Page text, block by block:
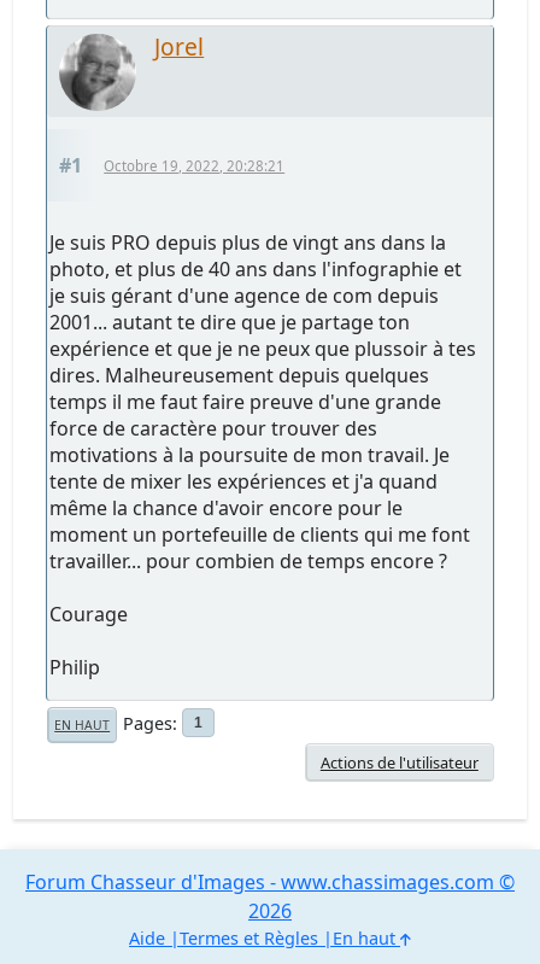
Jorel
#1 Octobre 19, 2022, 20:28:21
Je suis PRO depuis plus de vingt ans dans la
photo, et plus de 40 ans dans l'infographie et
je suis gérant d'une agence de com depuis
2001... autant te dire que je partage ton
expérience et que je ne peux que plussoir à tes
dires. Malheureusement depuis quelques
temps il me faut faire preuve d'une grande
force de caractère pour trouver des
motivations à la poursuite de mon travail. Je
tente de mixer les expériences et j'a quand
même la chance d'avoir encore pour le
moment un portefeuille de clients qui me font
travailler... pour combien de temps encore ?
Courage
Philip
EN HAUT Pages 1
Actions de l'utilisateur
Forum Chasseur d'Images - www.chassimages.com ©
2026
Aide Termes et Règles En haut